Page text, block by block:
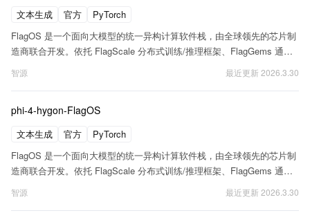
完成了对海光芯片的适配
文本生成 官方
PyTorch
FlagOS 是一个面向大模型的统一异构计算软件栈，由全球领先的芯片制
造商联合开发。依托 FlagScale 分布式训练/推理框架、FlagGems 通用
算子库、FlagCX 通信库和 FlagTree 统一编译器等核心技术，
FlagRelease 平台利用 FlagOS 软件栈可自动构建并发布多种 <芯片 + 开
模型部署与应用的新篇章
智源 最近更新 2026.3.30
phi-4-hygon-FlagOS
文本生成 官方
PyTorch
FlagOS 是一个面向大模型的统一异构计算软件栈，由全球领先的芯片制
造商联合开发。依托 FlagScale 分布式训练/推理框架、FlagGems 通用
算子库、FlagCX 通信库和 FlagTree 统一编译器等核心技术，
FlagRelease 平台利用 FlagOS 软件栈可自动构建并发布多种 <芯片 + 开
智源 最近更新 2026.3.30